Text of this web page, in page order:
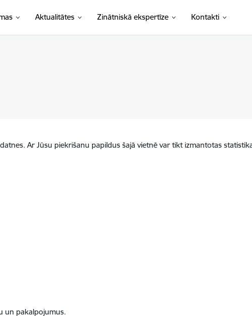
Aktualitātes Zinātniskā ekspertīze Kontakti
Ar Jūsu piekrišanu papildus šajā vietnē var tikt izmantotas
un pakalpojumus.